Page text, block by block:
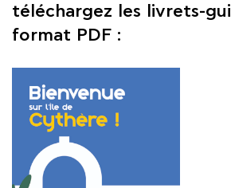
téléchargez les livrets-
format PDF :